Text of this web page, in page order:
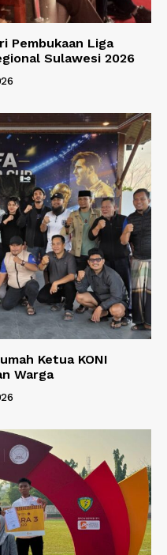
Pembukaan Liga
Sulawesi 2026
Ketua KONI
Warga